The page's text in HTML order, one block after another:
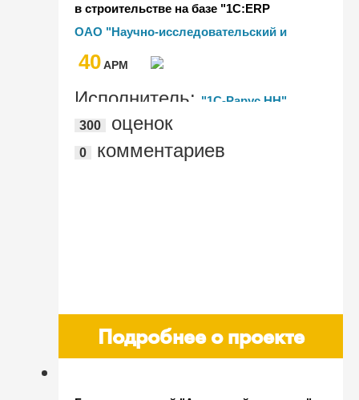
в строительстве на базе "1С:ERP
Управление строительной
организацией 2"
ОАО "Научно-исследовательский и
продуктов органического синтеза"
40AРМ
Исполнитель: "1С-Рарус НН"
300
оценок
0 комментариев
Подробнее о проекте